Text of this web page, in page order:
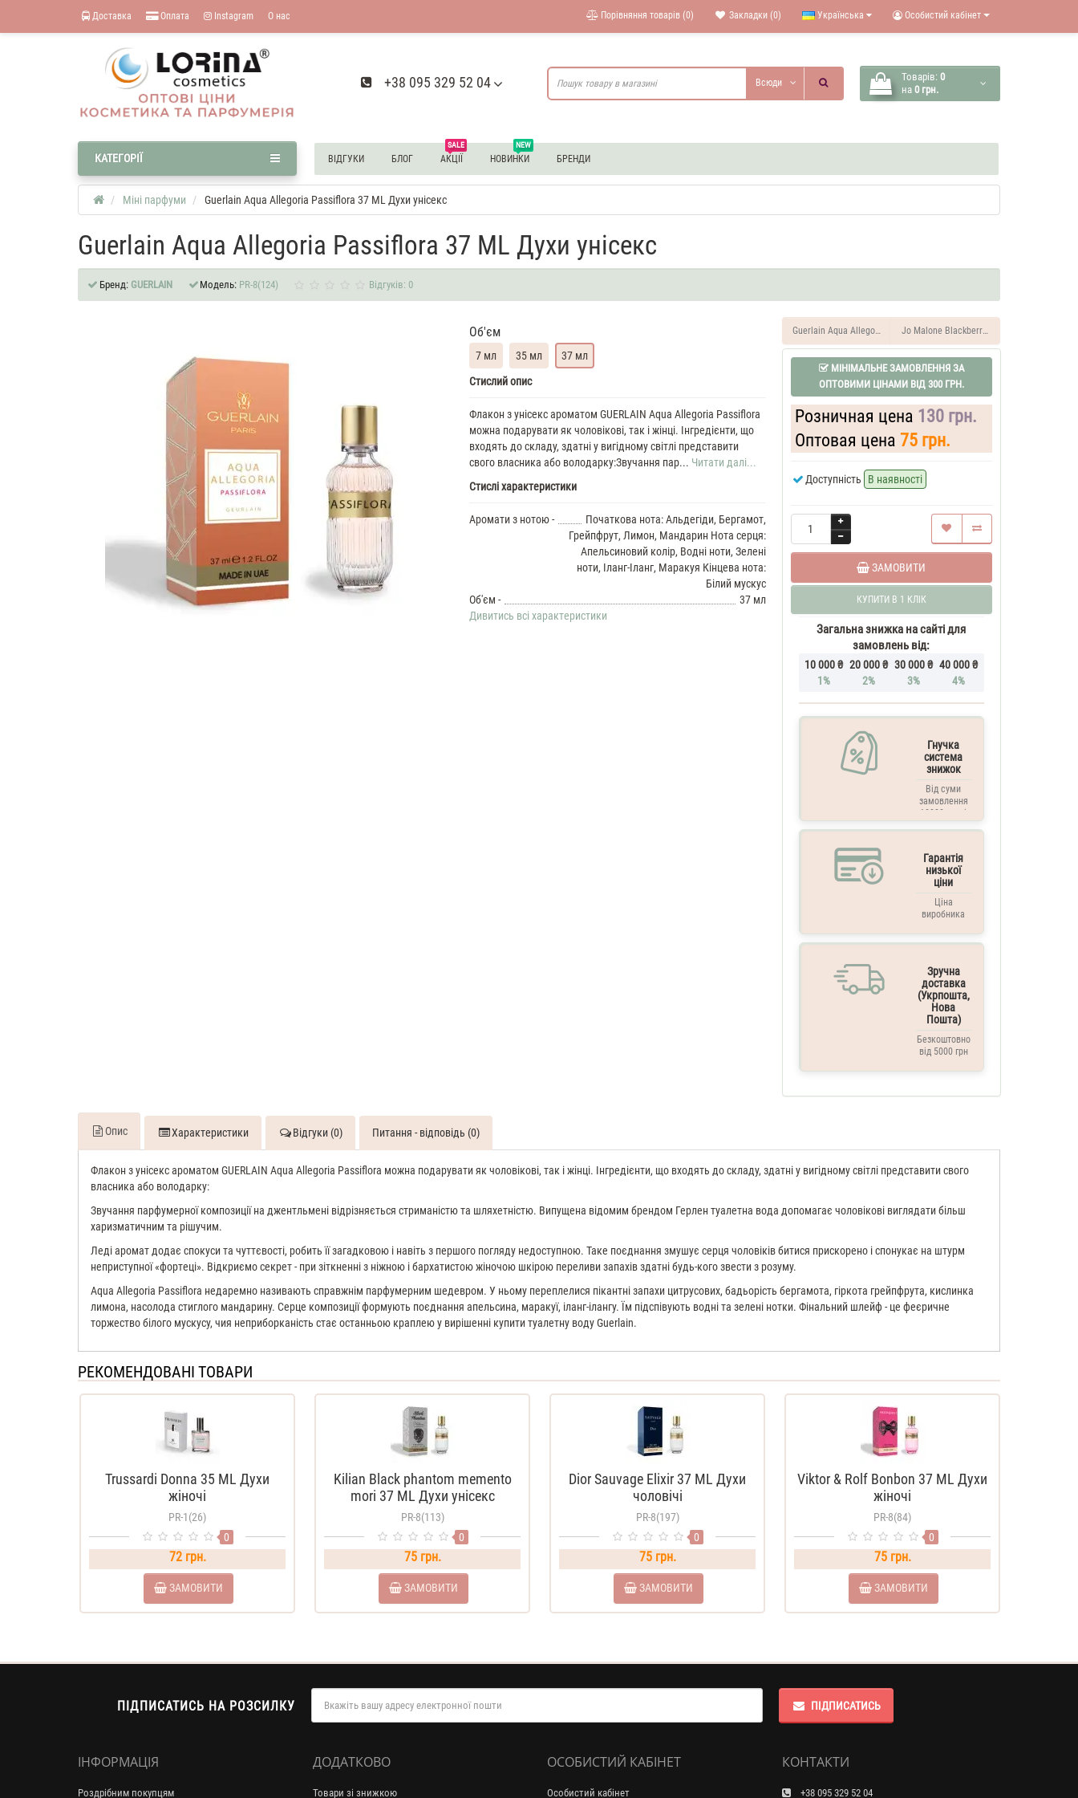
Доставка Оплата Instagram О нас Особистий кабінет
Українська
Закладки (0)
Порівняння товарів (0)
+38 095 329 52 04 Товарів: 0
на 0 грн.
Всюди
ВІДГУКИ БЛОГ
SALE
АКЦІЇ
NEW
НОВИНКИ БРЕНДИ
КАТЕГОРІЇ
Міні парфуми Guerlain Aqua Allegoria Passiflora 37 ML Духи унісекс
Guerlain Aqua Allegoria Passiflora 37 ML Духи унісекс
Бренд: GUERLAIN Модель: PR-8(124) Відгуків: 0
Об'єм
7 мл 35 мл
37 мл
Guerlain
Allegoria
Passiflora
Духи
унісекс
7
Aqua
Духи
унісексGuerlain
Стислий опис
Флакон з унісекс ароматом GUERLAIN Aqua Allegoria Passiflora
можна подарувати як чоловікові, так і жінці. Інгредієнти, що
входять до складу, здатні у вигідному світлі представити
свого власника або володарку:Звучання пар... Читати далі...
Стислі характеристики
Аромати з нотою -
Початкова нота: Альдегіди, Бергамот,
Грейпфрут, Лимон, Мандарин Нота серця:
Апельсиновий колір, Водні ноти, Зелені
ноти, Іланг-Іланг, Маракуя Кінцева нота:
Білий мускус
Об'єм -
37 мл
Дивитись всі характеристики
Guerlain Aqua Allegoria Mandarine Basilic 37 ML Духи жіночі
Jo Malone Blackberry Bay 37 ML Духи
МІНІМАЛЬНЕ ЗАМОВЛЕННЯ ЗА
ОПТОВИМИ ЦІНАМИ ВІД 300 ГРН.
Розничная цена 130 грн.
Оптовая цена 75 грн.
Доступність В наявності
ЗАМОВИТИ
КУПИТИ В 1 КЛІК
Загальна знижка на сайті для
замовлень від:
10 000 ₴
1%
20 000 ₴
2%
30 000 ₴
3%
40 000 ₴
4%
Гнучка
система
знижок
Від суми
замовлення
10000 грн. і
вище
Гарантія
низької
ціни
Ціна
виробника
Зручна
доставка
(Укрпошта,
Нова
Пошта)
Безкоштовно
від 5000 грн
Опис Характеристики Відгуки (0) Питання - відповідь (0)
Флакон з унісекс ароматом GUERLAIN Aqua Allegoria Passiflora можна подарувати як чоловікові, так і жінці. Інгредієнти, що входять до складу, здатні у вигідному світлі представити свого
власника або володарку:
Звучання парфумерної композиції на джентльмені відрізняється стриманістю та шляхетністю. Випущена відомим брендом Герлен туалетна вода допомагає чоловікові виглядати більш
харизматичним та рішучим.
Леді аромат додає спокуси та чуттєвості, робить її загадковою і навіть з першого погляду недоступною. Таке поєднання змушує серця чоловіків битися прискорено і спонукає на штурм
неприступної «фортеці». Відкриємо секрет - при зіткненні з ніжною і бархатистою жіночою шкірою переливи запахів здатні будь-кого звести з розуму.
Aqua Allegoria Passiflora недаремно називають справжнім парфумерним шедевром. У ньому переплелися пікантні запахи цитрусових, бадьорість бергамота, гіркота грейпфрута, кислинка
лимона, насолода стиглого мандарину. Серце композиції формують поєднання апельсина, маракуї, іланг-ілангу. Їм підспівують водні та зелені нотки. Фінальний шлейф - це феєричне
торжество білого мускусу, чия неприборканість стає останньою краплею у вирішенні купити туалетну воду Guerlain.
РЕКОМЕНДОВАНІ ТОВАРИ
Trussardi Donna 35 ML Духи
жіночі
PR-1(26)
0
72 грн.
ЗАМОВИТИ
Kilian Black phantom memento
mori 37 ML Духи унісекс
PR-8(113)
0
75 грн.
ЗАМОВИТИ
Dior Sauvage Elixir 37 ML Духи
чоловічі
PR-8(197)
0
75 грн.
ЗАМОВИТИ
Viktor & Rolf Bonbon 37 ML Духи
жіночі
PR-8(84)
0
75 грн.
ЗАМОВИТИ
ПІДПИСАТИСЬ НА РОЗСИЛКУ ПІДПИСАТИСЬ
ІНФОРМАЦІЯ
Роздрібним покупцям
ДОДАТКОВО
Товари зі знижкою
ОСОБИСТИЙ КАБІНЕТ
Особистий кабінет
КОНТАКТИ
+38 095 329 52 04